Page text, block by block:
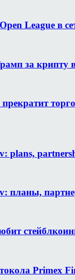
League в
за
plans,
планы,
Primex